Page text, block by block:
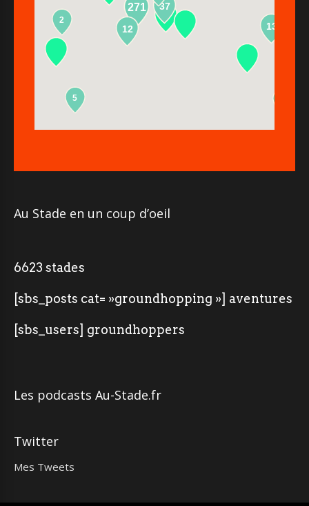
271
13
37
2
5
12
Au Stade en un coup d’oeil
6623 stades
[sbs_posts cat= »groundhopping »] aventures
[sbs_users] groundhoppers
Les podcasts Au-Stade.fr
Twitter
Mes Tweets